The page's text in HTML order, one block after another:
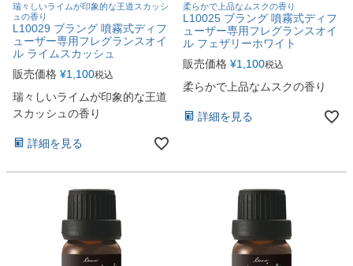
瑞々しいライムが印象的な王道スカッシ
ュの香り
L10029 ブラング 噴霧式ディフ
ューザー専用フレグランスオイ
ル ライムスカッシュ
販売価格 ¥1,100税込
瑞々しいライムが印象的な王道
スカッシュの香り
詳細を見る
柔らかで上品なムスクの香り
L10025 ブラング 噴霧式ディフ
ューザー専用フレグランスオイ
ル フェザリーホワイト
販売価格 ¥1,100税込
柔らかで上品なムスクの香り
詳細を見る